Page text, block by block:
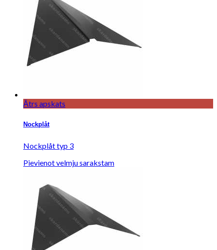
Ātrs apskats
Nockplåt
Nockplåt typ 3
Pievienot velmju sarakstam